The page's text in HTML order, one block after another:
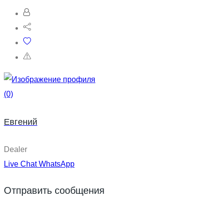
(0)
Евгений
Dealer
Live Chat WhatsApp
Отправить сообщения